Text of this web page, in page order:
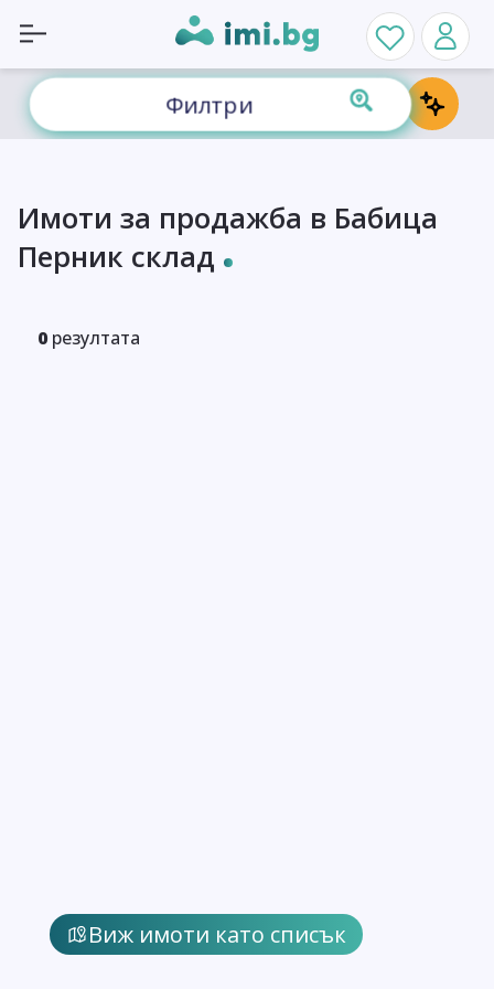
Филтри
Виж имоти като списък
Имоти за продажба в Бабица
Перник склад
0 резултата